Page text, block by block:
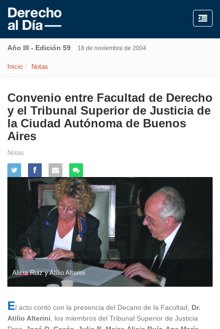
Año III - Edición 59 18 de noviembre de 2004
Inicio Notas
Convenio entre Facultad de Derecho
y el Tribunal Superior de Justicia de
la Ciudad Autónoma de Buenos
Aires
Notas
Alicia Ruiz y Atilio Alterini
El acto contó con la presencia del Decano de la Facultad, Dr.
Atilio Alterini , los miembros del Tribunal Superior de Justicia